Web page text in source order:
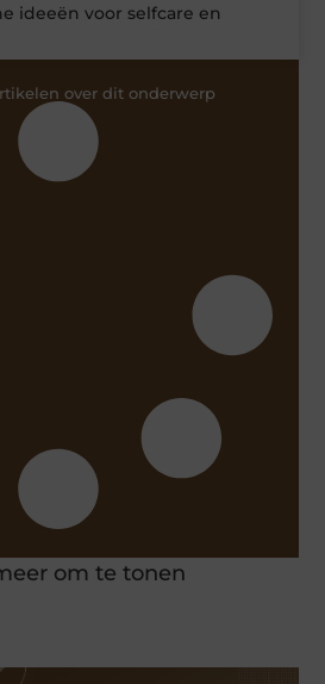
ideeën voor selfcare en
over dit onderwerp
om te tonen